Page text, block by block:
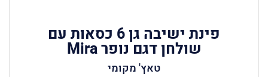
פינת ישיבה גן 6 כסאות עם
שולחן דגם נופר Mira
טאץ' מקומי